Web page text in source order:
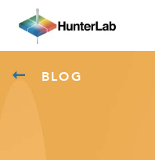
BLOG